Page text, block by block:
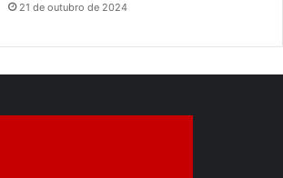
21 de outubro de 2024